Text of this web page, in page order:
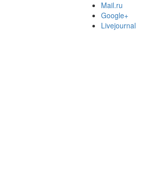
Mail.ru
Google+
Livejournal